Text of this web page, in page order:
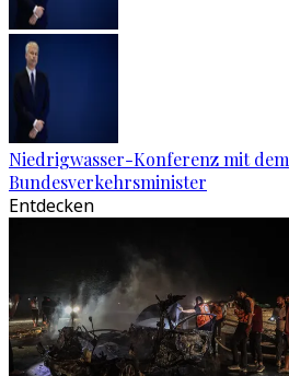
Niedrigwasser-Konferenz mit dem
Bundesverkehrsminister
Entdecken